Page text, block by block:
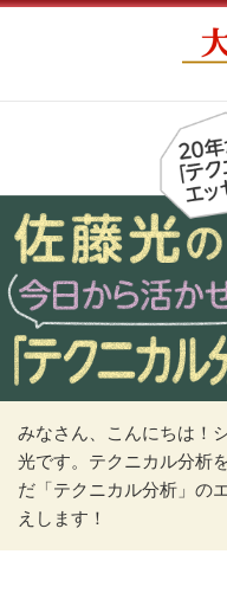
みなさん、こんにちは！
光です。テクニカル分析
だ「テクニカル分析」の
えします！